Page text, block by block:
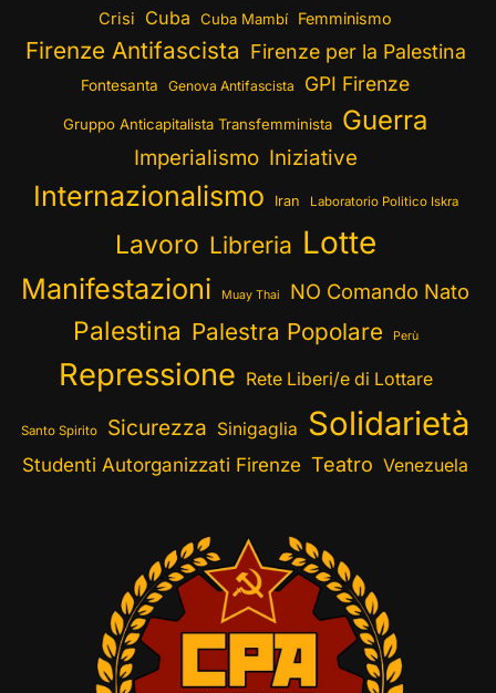
Crisi Cuba Cuba Mambí Femminismo
Firenze Antifascista Firenze per la Palestina
Fontesanta Genova Antifascista GPI Firenze
Gruppo Anticapitalista Transfemminista Guerra
Imperialismo Iniziative
Internazionalismo Iran Laboratorio Politico Iskra
Lavoro Libreria Lotte
Manifestazioni Muay Thai NO Comando Nato
Palestina Palestra Popolare Perù
Repressione Rete Liberi/e di Lottare
Santo Spirito Sicurezza Sinigaglia Solidarietà
Studenti Autorganizzati Firenze Teatro Venezuela